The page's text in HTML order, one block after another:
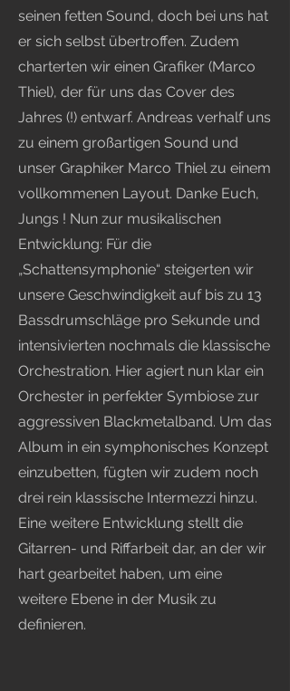
seinen fetten Sound, doch bei uns hat
er sich selbst übertroffen. Zudem
charterten wir einen Grafiker (Marco
Thiel), der für uns das Cover des
Jahres (!) entwarf. Andreas verhalf uns
zu einem großartigen Sound und
unser Graphiker Marco Thiel zu einem
vollkommenen Layout. Danke Euch,
Jungs ! Nun zur musikalischen
Entwicklung: Für die
„Schattensymphonie“ steigerten wir
unsere Geschwindigkeit auf bis zu 13
Bassdrumschläge pro Sekunde und
intensivierten nochmals die klassische
Orchestration. Hier agiert nun klar ein
Orchester in perfekter Symbiose zur
aggressiven Blackmetalband. Um das
Album in ein symphonisches Konzept
einzubetten, fügten wir zudem noch
drei rein klassische Intermezzi hinzu.
Eine weitere Entwicklung stellt die
Gitarren- und Riffarbeit dar, an der wir
hart gearbeitet haben, um eine
weitere Ebene in der Musik zu
definieren.